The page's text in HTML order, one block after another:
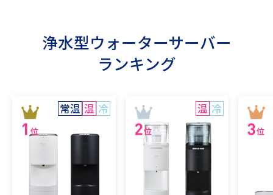
浄水型ウォーターサーバー
ランキング
常温 温 冷 温 冷